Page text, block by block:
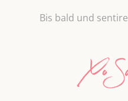
Bis bald und